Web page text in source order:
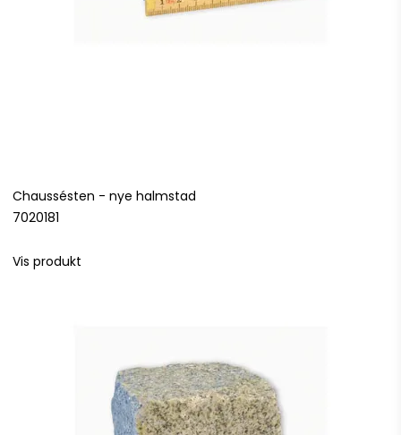
Chaussésten - nye halmstad
7020181
Vis produkt